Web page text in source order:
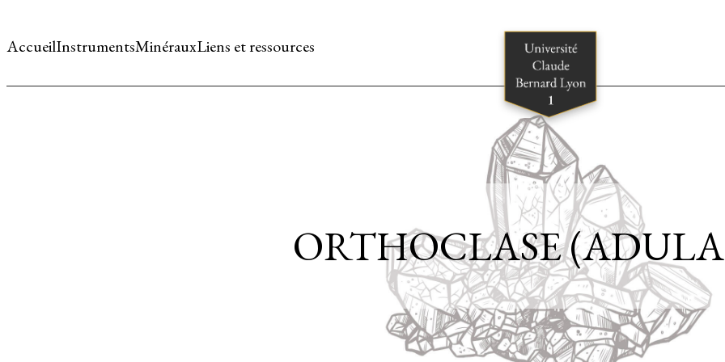
AccueilInstrumentsMinérauxLiens et ressources
ORTHOCLASE